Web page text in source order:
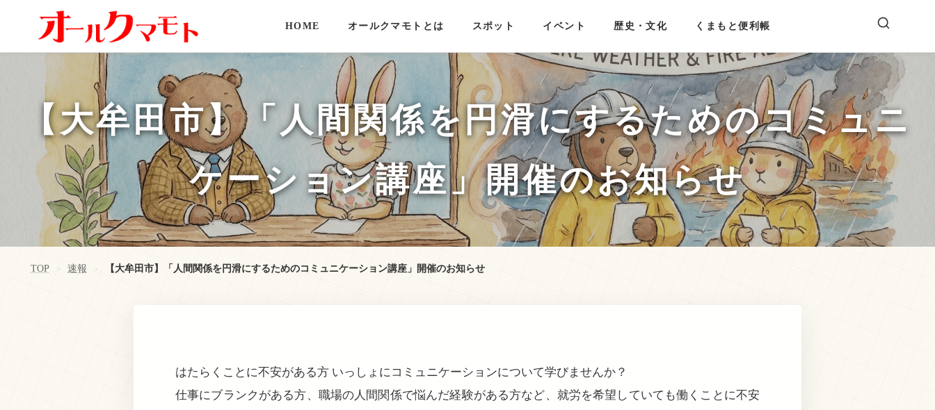
HOME オールクマモトとは スポット イベント 歴史・文化 くまもと便利帳
【大牟田市】「人間関係を円滑にするためのコミュニ
ケーション講座」開催のお知らせ
TOP > 速報 > 【大牟田市】「人間関係を円滑にするためのコミュニケーション講座」開催のお知らせ
はたらくことに不安がある方 いっしょにコミュニケーションについて学びませんか？
仕事にブランクがある方、職場の人間関係で悩んだ経験がある方など、就労を希望していても働くことに不安